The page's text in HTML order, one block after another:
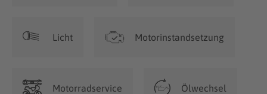
Licht Motorinstandsetzung
Motorradservice Ölwechsel